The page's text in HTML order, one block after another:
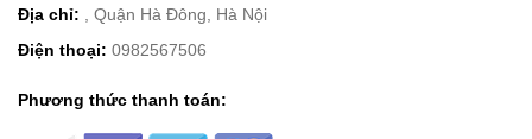
Địa chỉ: , Quận Hà Đông, Hà Nội
Điện thoại: 0982567506
Phương thức thanh toán: